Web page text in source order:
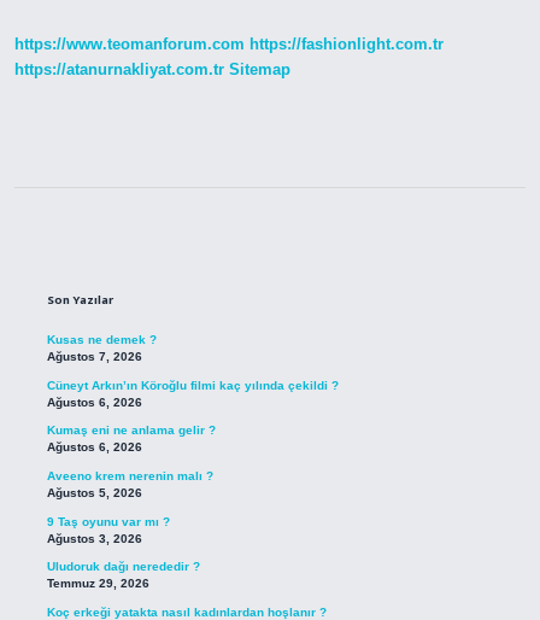
Kimlerdir
https://www.teomanforum.com https://fashionlight.com.tr
https://atanurnakliyat.com.tr Sitemap
Son Yazılar
Kusas ne demek ?
Ağustos 7, 2026
Cüneyt Arkın’ın Köroğlu filmi kaç yılında çekildi ?
Ağustos 6, 2026
Kumaş eni ne anlama gelir ?
Ağustos 6, 2026
Aveeno krem nerenin malı ?
Ağustos 5, 2026
9 Taş oyunu var mı ?
Ağustos 3, 2026
Uludoruk dağı nerededir ?
Temmuz 29, 2026
Koç erkeği yatakta nasıl kadınlardan hoşlanır ?